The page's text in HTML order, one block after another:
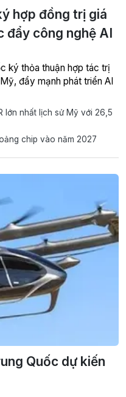
hợp đồng trị giá
đẩy công nghệ AI
ký thỏa thuận hợp tác trị
đẩy mạnh phát triển AI
lớn nhất lịch sử Mỹ với 26,5
chip vào năm 2027
Quốc dự kiến